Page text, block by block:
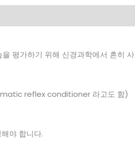
평가하기 위해 신경과학에서 흔히 사
reflex conditioner 라고도 함)
야 합니다.